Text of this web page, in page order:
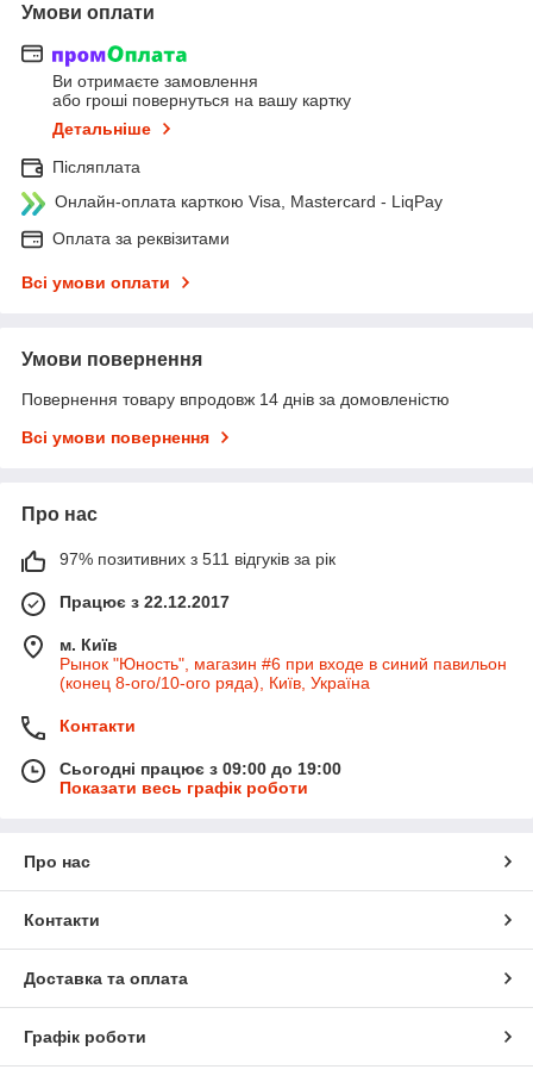
Умови оплати
Ви отримаєте замовлення
або гроші повернуться на вашу картку
Детальніше
Післяплата
Онлайн-оплата карткою Visa, Mastercard - LiqPay
Оплата за реквізитами
Всі умови оплати
Умови повернення
Повернення товару впродовж 14 днів за домовленістю
Всі умови повернення
Про нас
97% позитивних з 511 відгуків за рік
Працює з 22.12.2017
м. Київ
Рынок "Юность", магазин #6 при входе в синий павильон
(конец 8-ого/10-ого ряда), Київ, Україна
Контакти
Сьогодні працює з 09:00 до 19:00
Показати весь графік роботи
Про нас
Контакти
Доставка та оплата
Графік роботи